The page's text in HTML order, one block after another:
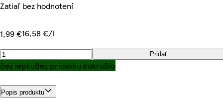
Zatiaľ bez hodnotení
1,99 €16,58 €/l
Pridať
Bez lepkuBez prídavku cukruBio
Popis produktu